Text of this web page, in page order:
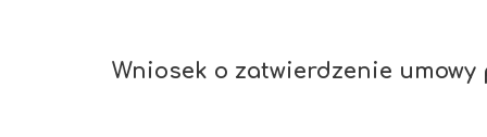
Wniosek o zatwierdzenie